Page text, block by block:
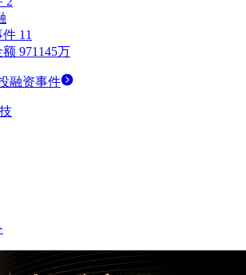
件 11
额 971145万
融资事件